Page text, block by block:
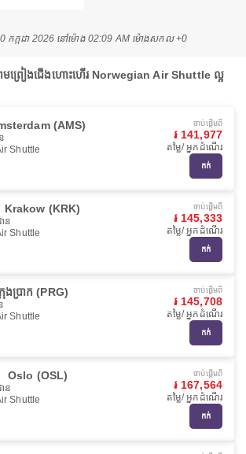
កក្កដា 2026 នៅ​ម៉ោង 02:09 AM ម៉ោង​សកល +0
មព្រៀងជើងហោះហើរ Norwegian Air Shuttle ល្អ
(AMS)
Shuttle
ចាប់ផ្ដើមពី
៛ 141,977
តម្លៃ/ អ្នកដំណើរ
កក់
Krakow (KRK)
ន
Shuttle
ចាប់ផ្ដើមពី
៛ 145,333
តម្លៃ/ អ្នកដំណើរ
កក់
ងប្រាក (PRG)
Shuttle
ចាប់ផ្ដើមពី
៛ 145,708
តម្លៃ/ អ្នកដំណើរ
កក់
Oslo (OSL)
ន
Shuttle
ចាប់ផ្ដើមពី
៛ 167,564
តម្លៃ/ អ្នកដំណើរ
កក់